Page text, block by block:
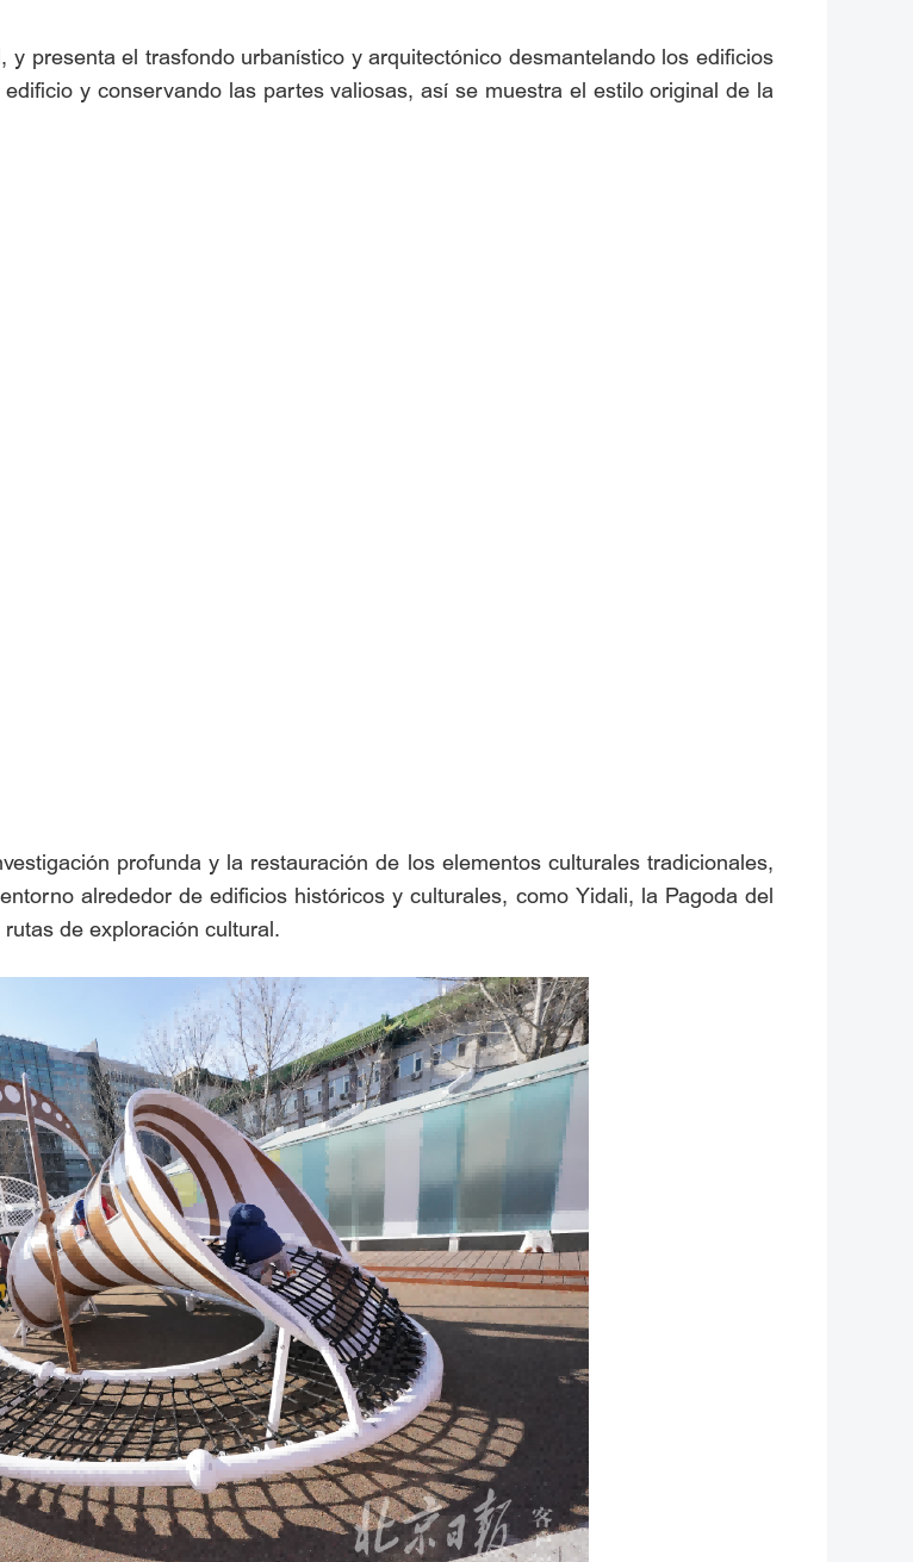
presenta el trasfondo urbanístico y arquitectónico desmantelando los edificios
y conservando las partes valiosas, así se muestra el estilo original de la
profunda y la restauración de los elementos culturales tradicionales,
alrededor de edificios históricos y culturales, como Yidali, la Pagoda del
de exploración cultural.